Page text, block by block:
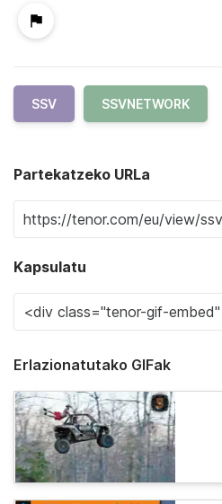
SSV SSVNETWORK
Partekatzeko URLa
Kapsulatu
Erlazionatutako GIFak